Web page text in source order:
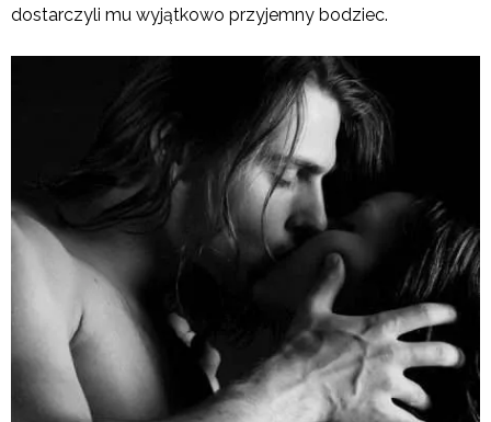
dostarczyli mu wyjątkowo przyjemny bodziec.